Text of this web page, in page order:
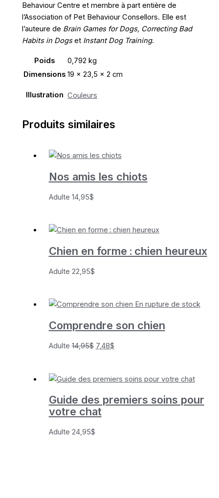
Behaviour Centre et membre à part entière de
l’Association of Pet Behaviour Consellors. Elle est
l’auteure de Brain Games for Dogs, Correcting Bad
Habits in Dogset Instant Dog Training.
Poids
0,792 kg
Dimensions 19 × 23,5 × 2 cm
Illustration Couleurs
Produits similaires
Nos amis les chiots
Adulte 14,95$
Chien en forme : chien heureux
Adulte 22,95$
En rupture de stock
Comprendre son chien
Adulte14,95$ Le
était :
7,48$Le
est :
Guide des premiers soins pour
votre chat
Adulte 24,95$